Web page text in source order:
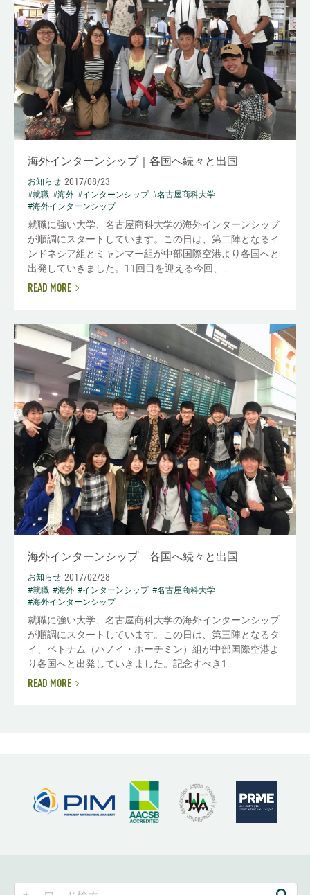
海外インターンシップ｜各国へ続々と出国
お知らせ 2017/08/23
#就職 #海外 #インターンシップ #名古屋商科大学
#海外インターンシップ
就職に強い大学、名古屋商科大学の海外インターンシップ
が順調にスタートしています。この日は、第二陣となるイ
ンドネシア組とミャンマー組が中部国際空港より各国へと
出発していきました。11回目を迎える今回、...
READ MORE
海外インターンシップ 各国へ続々と出国
お知らせ 2017/02/28
#就職 #海外 #インターンシップ #名古屋商科大学
#海外インターンシップ
就職に強い大学、名古屋商科大学の海外インターンシップ
が順調にスタートしています。この日は、第三陣となるタ
イ、ベトナム（ハノイ・ホーチミン）組が中部国際空港よ
り各国へと出発していきました。記念すべき1...
READ MORE